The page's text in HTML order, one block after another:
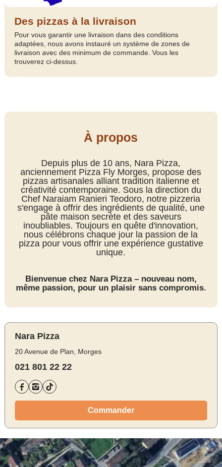
Des pizzas à la livraison
Pour vous garantir une livraison dans des conditions
adaptées, nous avons instauré un système de zones de
livraison avec des minimum de commande. Vous les
trouverez ci-dessus.
À propos
Depuis plus de 10 ans, Nara Pizza,
anciennement Pizza Fly Morges, propose des
pizzas artisanales alliant tradition italienne et
créativité contemporaine. Sous la direction du
Chef Naraiam Ranieri Teodoro, notre pizzeria
s'engage à offrir des ingrédients de qualité, une
pâte maison secrète et des saveurs
inoubliables. Toujours en quête d'innovation,
nous célébrons chaque jour la passion de la
pizza pour vous offrir une expérience gustative
unique.
Bienvenue chez Nara Pizza – nouveau nom,
même passion, pour un plaisir sans compromis.
Nara Pizza
20 Avenue de Plan, Morges
021 801 22 22
Commander